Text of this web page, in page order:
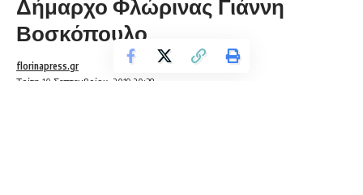
Δήμαρχο Φλώρινας Γιάννη
Βοσκόπουλο
Τρίτη 10 Σεπτεμβρίου, 2019 20:38
florinapress.gr